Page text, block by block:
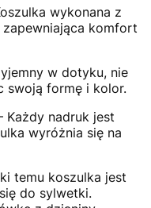
wykonana z
komfort
w dotyku, nie
swoją formę i kolor.
Każdy nadruk jest
wyróżnia się na
temu koszulka jest
do sylwetki.